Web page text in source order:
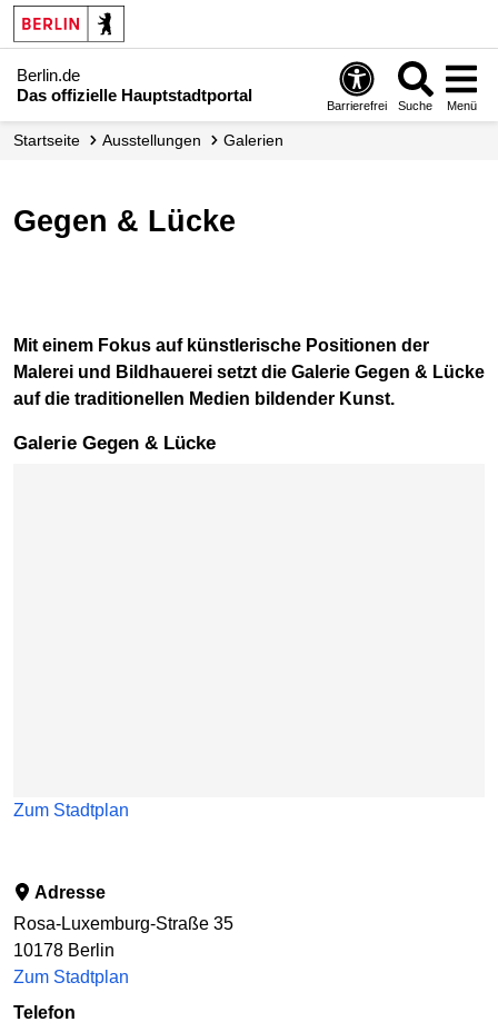
Berlin.de
Das offizielle Hauptstadtportal
Barrierefrei Suche Menü
Startseite Ausstellungen Galerien
Gegen & Lücke
Mit einem Fokus auf künstlerische Positionen der
Malerei und Bildhauerei setzt die Galerie Gegen & Lücke
auf die traditionellen Medien bildender Kunst.
Galerie Gegen & Lücke
Zum Stadtplan
Adresse
Rosa-Luxemburg-Straße 35
10178 Berlin
Zum Stadtplan
Telefon